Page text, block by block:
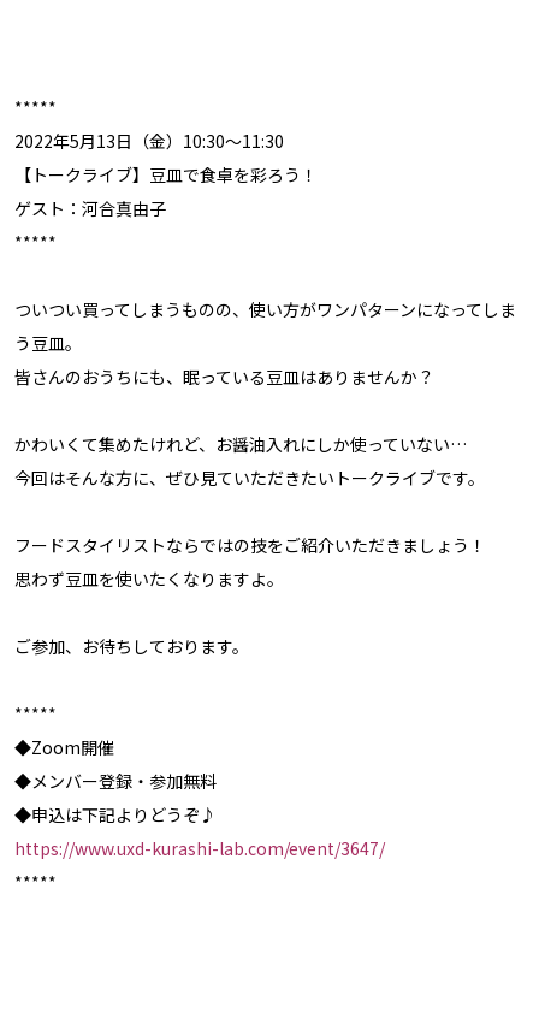
*****
2022年5月13日（金）10:30〜11:30
【トークライブ】豆皿で食卓を彩ろう！
ゲスト：河合真由子
*****
ついつい買ってしまうものの、使い方がワンパターンになってしま
う豆皿。
皆さんのおうちにも、眠っている豆皿はありませんか？
かわいくて集めたけれど、お醤油入れにしか使っていない…
今回はそんな方に、ぜひ見ていただきたいトークライブです。
フードスタイリストならではの技をご紹介いただきましょう！
思わず豆皿を使いたくなりますよ。
ご参加、お待ちしております。
*****
◆Zoom開催
◆メンバー登録・参加無料
◆申込は下記よりどうぞ♪
https://www.uxd-kurashi-lab.com/event/3647/
*****